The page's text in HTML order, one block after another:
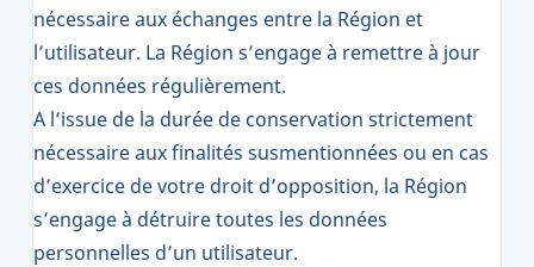
nécessaire aux échanges entre la Région et
l’utilisateur. La Région s’engage à remettre à jour
ces données régulièrement.
A l’issue de la durée de conservation strictement
nécessaire aux finalités susmentionnées ou en cas
d’exercice de votre droit d’opposition, la Région
s’engage à détruire toutes les données
personnelles d’un utilisateur.